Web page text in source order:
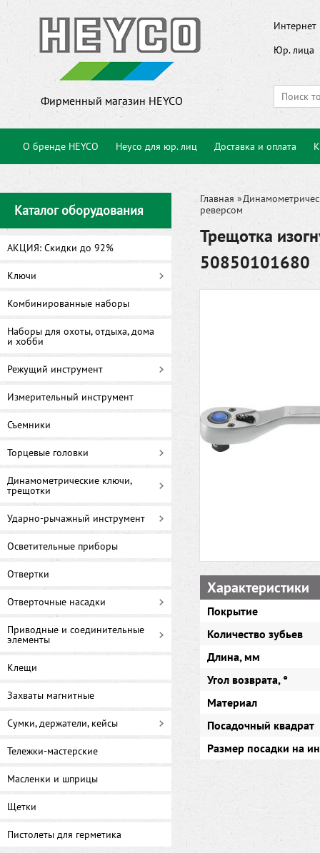
Фирменный магазин HEYCO
Интернет
Юр. лица
О бренде HEYCO Heyco для юр. лиц Доставка и оплата
Каталог оборудования
АКЦИЯ: Скидки до 92%
Ключи
Комбинированные наборы
Наборы для охоты, отдыха, дома
и хобби
Режущий инструмент
Измерительный инструмент
Съемники
Торцевые головки
Динамометрические ключи,
трещотки
Ударно-рычажный инструмент
Осветительные приборы
Отвертки
Отверточные насадки
Приводные и соединительные
элементы
Клещи
Захваты магнитные
Сумки, держатели, кейсы
Тележки-мастерские
Масленки и шприцы
Щетки
Пистолеты для герметика
Главная »
реверсом
Трещотка
50850101680
Характеристики
Покрытие
Количество зубьев
Длина, мм
Угол возврата, °
Материал
Посадочный квадрат
Размер посадки на